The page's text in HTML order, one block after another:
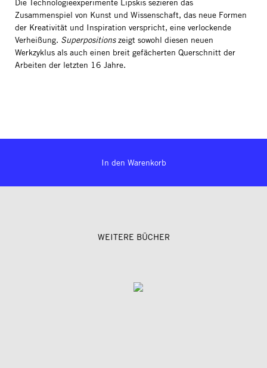
Die Technologieexperimente Lipskis sezieren das
Zusammenspiel von Kunst und Wissenschaft, das neue Formen
der Kreativität und Inspiration verspricht, eine verlockende
Verheißung. Superpositionszeigt sowohl diesen neuen
Werkzyklus als auch einen breit gefächerten Querschnitt der
Arbeiten der letzten 16 Jahre.
In den Warenkorb
WEITERE BÜCHER